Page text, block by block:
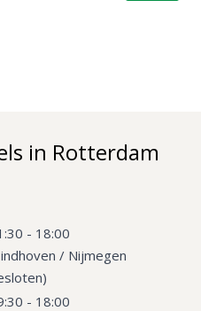
in Rotterdam
- 18:00
/ Nijmegen
- 18:00